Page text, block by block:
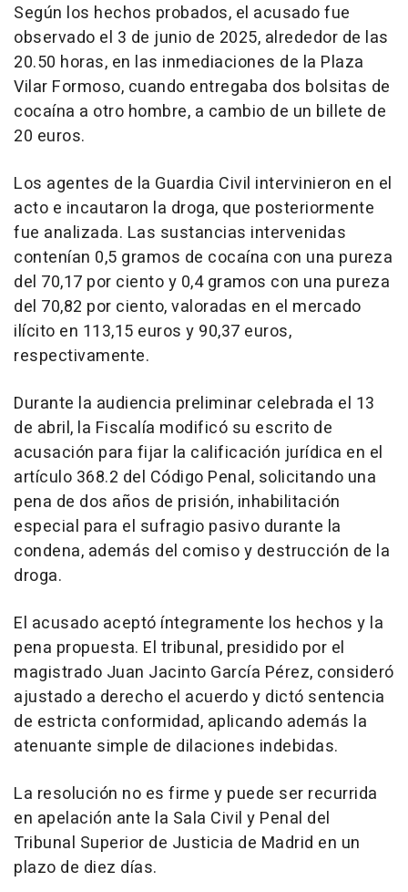
Según los hechos probados, el acusado fue
observado el 3 de junio de 2025, alrededor de las
20.50 horas, en las inmediaciones de la Plaza
Vilar Formoso, cuando entregaba dos bolsitas de
cocaína a otro hombre, a cambio de un billete de
20 euros.
Los agentes de la Guardia Civil intervinieron en el
acto e incautaron la droga, que posteriormente
fue analizada. Las sustancias intervenidas
contenían 0,5 gramos de cocaína con una pureza
del 70,17 por ciento y 0,4 gramos con una pureza
del 70,82 por ciento, valoradas en el mercado
ilícito en 113,15 euros y 90,37 euros,
respectivamente.
Durante la audiencia preliminar celebrada el 13
de abril, la Fiscalía modificó su escrito de
acusación para fijar la calificación jurídica en el
artículo 368.2 del Código Penal, solicitando una
pena de dos años de prisión, inhabilitación
especial para el sufragio pasivo durante la
condena, además del comiso y destrucción de la
droga.
El acusado aceptó íntegramente los hechos y la
pena propuesta. El tribunal, presidido por el
magistrado Juan Jacinto García Pérez, consideró
ajustado a derecho el acuerdo y dictó sentencia
de estricta conformidad, aplicando además la
atenuante simple de dilaciones indebidas.
La resolución no es firme y puede ser recurrida
en apelación ante la Sala Civil y Penal del
Tribunal Superior de Justicia de Madrid en un
plazo de diez días.